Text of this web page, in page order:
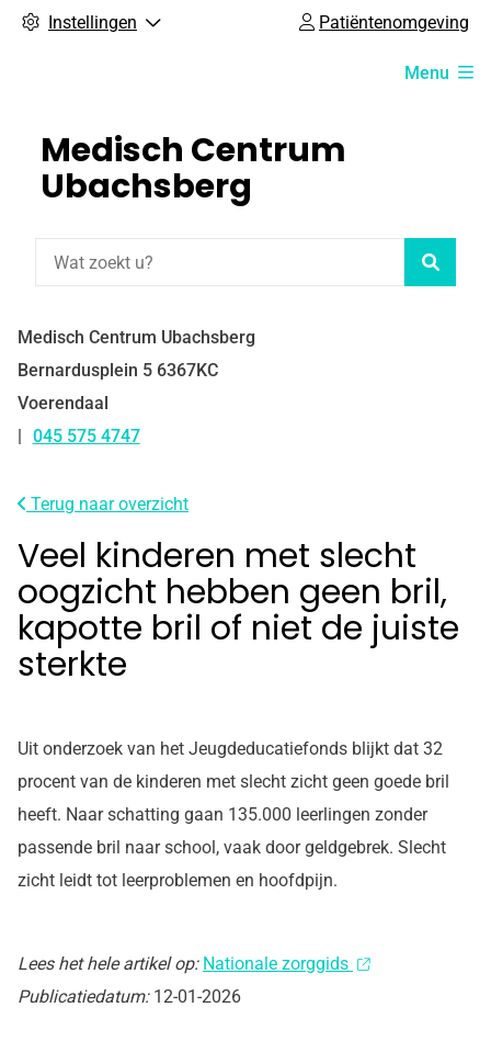
Instellingen Patiëntenomgeving
Menu
Medisch Centrum
Ubachsberg
Medisch Centrum Ubachsberg
Bernardusplein 5 6367KC
Voerendaal
Tel:
045 575 4747
Terug naar overzicht
Veel kinderen met slecht
oogzicht hebben geen bril,
kapotte bril of niet de juiste
sterkte
Uit onderzoek van het Jeugdeducatiefonds blijkt dat 32
procent van de kinderen met slecht zicht geen goede bril
heeft. Naar schatting gaan 135.000 leerlingen zonder
passende bril naar school, vaak door geldgebrek. Slecht
zicht leidt tot leerproblemen en hoofdpijn.
Lees het hele artikel op: Nationale zorggids
Publicatiedatum: 12-01-2026